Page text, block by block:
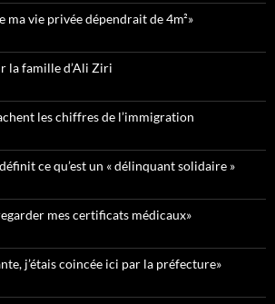
ma vie privée dépendrait de 4m²»
la famille d’Ali Ziri
les chiffres de l’immigration
ce qu’est un « délinquant solidaire »
mes certificats médicaux»
j’étais coincée ici par la préfecture»